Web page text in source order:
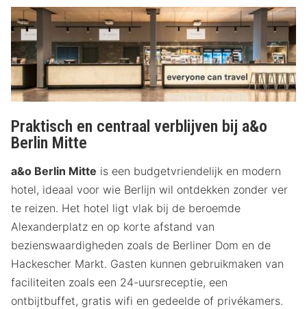
Praktisch en centraal verblijven bij a&o
Berlin Mitte
a&o Berlin Mitte is een budgetvriendelijk en modern
hotel, ideaal voor wie Berlijn wil ontdekken zonder ver
te reizen. Het hotel ligt vlak bij de beroemde
Alexanderplatz en op korte afstand van
bezienswaardigheden zoals de Berliner Dom en de
Hackescher Markt. Gasten kunnen gebruikmaken van
faciliteiten zoals een 24-uursreceptie, een
ontbijtbuffet, gratis wifi en gedeelde of privékamers.